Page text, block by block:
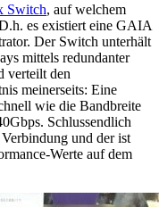
Switch, auf welchem
es existiert eine GAIA
Der Switch unterhält
mittels redundanter
verteilt den
meinerseits: Eine
wie die Bandbreite
Schlussendlich
und der ist
Werte auf dem